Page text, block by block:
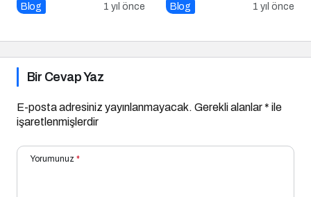
Blog 1 yıl önce
Genç ve Parlak Cilt İçin
Blog 1 yıl önce
Bir Cevap Yaz
E-posta adresiniz yayınlanmayacak. Gerekli alanlar* ile
işaretlenmişlerdir
Yorumunuz *